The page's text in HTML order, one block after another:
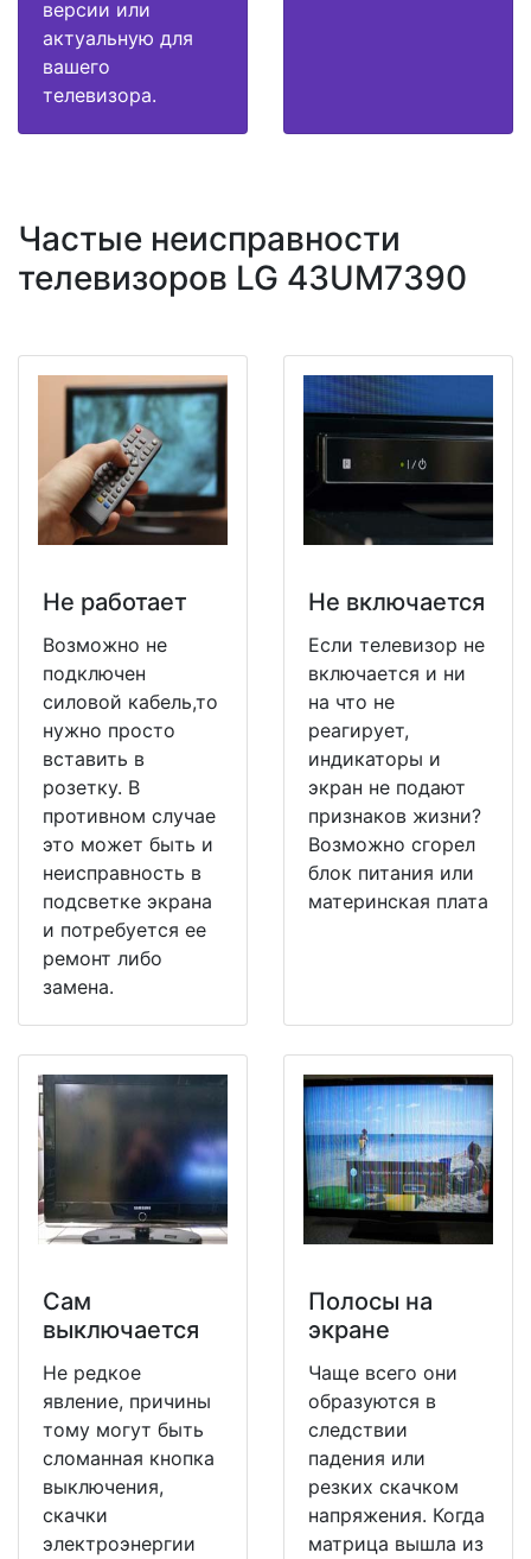
версии или
актуальную для
вашего
телевизора.
Частые неисправности
телевизоров LG 43UM7390
Не работает
Возможно не
подключен
силовой кабель,то
нужно просто
вставить в
розетку. В
противном случае
это может быть и
неисправность в
подсветке экрана
и потребуется ее
ремонт либо
замена.
Не включается
Если телевизор не
включается и ни
на что не
реагирует,
индикаторы и
экран не подают
признаков жизни?
Возможно сгорел
блок питания или
материнская плата
Сам
выключается
Не редкое
явление, причины
тому могут быть
сломанная кнопка
выключения,
скачки
электроэнергии
Полосы на
экране
Чаще всего они
образуются в
следствии
падения или
резких скачком
напряжения. Когда
матрица вышла из